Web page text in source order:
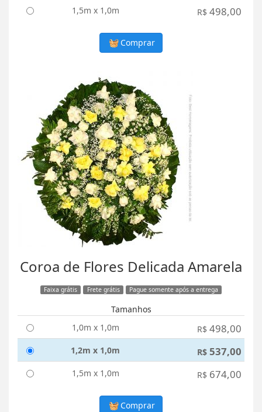
1,5m x 1,0m R$ 498,00
Comprar
Coroa de Flores Delicada Amarela
Faixa grátis Frete grátis Pague somente após a entrega
Tamanhos
1,0m x 1,0m
R$ 498,00
1,2m x 1,0m R$ 537,00
1,5m x 1,0m R$ 674,00
Comprar